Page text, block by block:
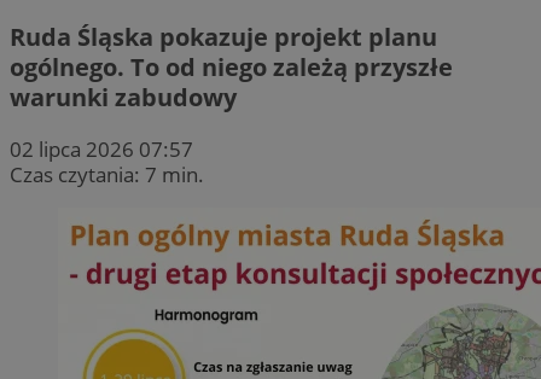
Ruda Śląska pokazuje projekt planu
ogólnego. To od niego zależą przyszłe
warunki zabudowy
02 lipca 2026 07:57
Czas czytania: 7 min.